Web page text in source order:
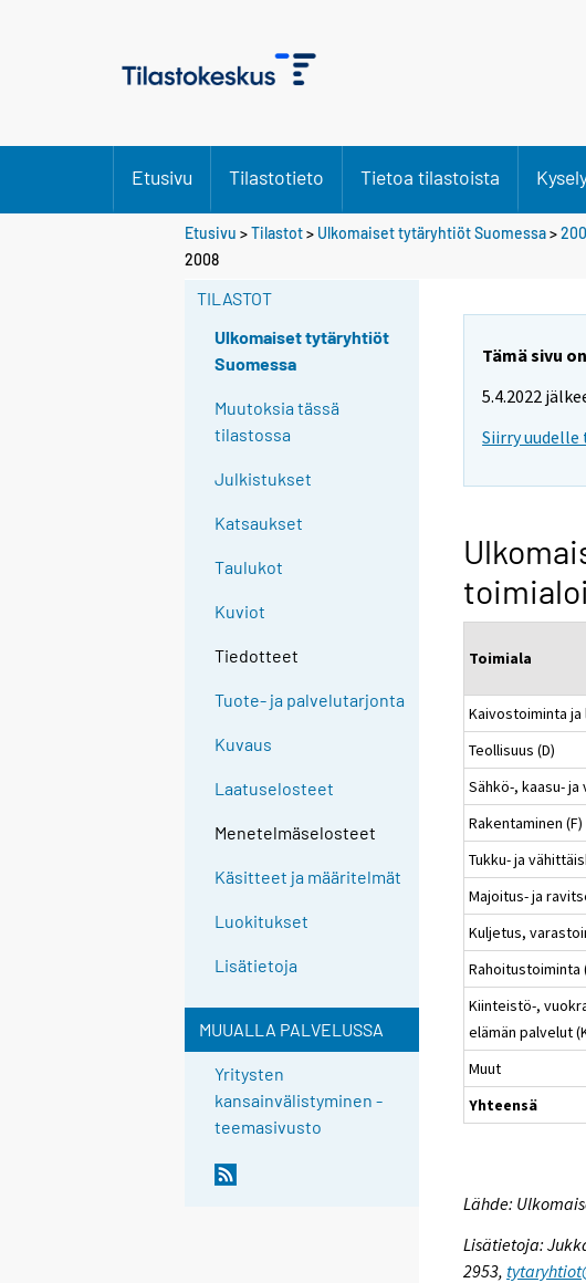
Etusivu Tilastotieto Tietoa tilastoista
Etusivu >Tilastot> Ulkomaiset tytäryhtiöt Suomessa>
2008
TILASTOT
Ulkomaiset tytäryhtiöt
Suomessa
Muutoksia tässä
tilastossa
Julkistukset
Katsaukset
Taulukot
Kuviot
Tiedotteet
Tuote- ja palvelutarjonta
Kuvaus
Laatuselosteet
Menetelmäselosteet
Käsitteet ja määritelmät
Luokitukset
Lisätietoja
MUUALLA PALVELUSSA
Yritysten
kansainvälistyminen -
teemasivusto
Tämä sivu
5.4.2022
Siirry
Toimiala
Kaivostoiminta ja
Teollisuus (D)
Sähkö-, kaasu- ja
Rakentaminen (F)
Tukku- ja
Majoitus- ja
Kuljetus,
Rahoitustoiminta
Kiinteistö-,
elämän palvelut
Muut
Yhteensä
Lähde:
Lisätietoja:
2953,